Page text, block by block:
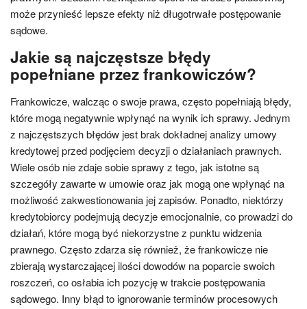
może przynieść lepsze efekty niż długotrwałe postępowanie
sądowe.
Jakie są najczęstsze błędy
popełniane przez frankowiczów?
Frankowicze, walcząc o swoje prawa, często popełniają błędy,
które mogą negatywnie wpłynąć na wynik ich sprawy. Jednym
z najczęstszych błędów jest brak dokładnej analizy umowy
kredytowej przed podjęciem decyzji o działaniach prawnych.
Wiele osób nie zdaje sobie sprawy z tego, jak istotne są
szczegóły zawarte w umowie oraz jak mogą one wpłynąć na
możliwość zakwestionowania jej zapisów. Ponadto, niektórzy
kredytobiorcy podejmują decyzje emocjonalnie, co prowadzi do
działań, które mogą być niekorzystne z punktu widzenia
prawnego. Często zdarza się również, że frankowicze nie
zbierają wystarczającej ilości dowodów na poparcie swoich
roszczeń, co osłabia ich pozycję w trakcie postępowania
sądowego. Inny błąd to ignorowanie terminów procesowych